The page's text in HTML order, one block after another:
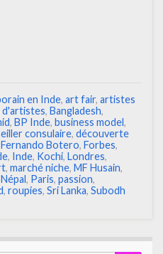
en Inde, art fair, artistes
d'artistes, Bangladesh,
, BP Inde, business model,
consulaire, découverte
Fernando Botero, Forbes,
, Inde, Kochi, Londres,
, marché niche, MF Husain,
Népal, Paris, passion,
, roupies, Sri Lanka, Subodh